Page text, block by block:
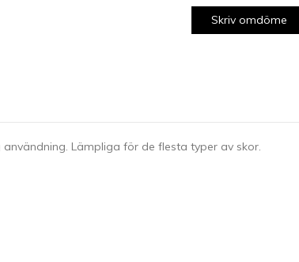
Skriv omdöme
Lämpliga för de flesta typer av skor.